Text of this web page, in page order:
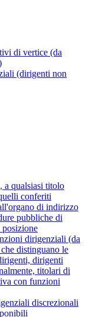
di vertice (da
(dirigenti non
a qualsiasi titolo
conferiti
di indirizzo
pubbliche di
dirigenziali (da
distinguano le
dirigenti
titolari di
con funzioni
discrezionali